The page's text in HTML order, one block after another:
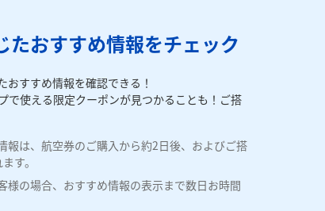
たおすすめ情報をチェック
おすすめ情報を確認できる！
で使える限定クーポンが見つかることも！ご搭
報は、航空券のご購入から約2日後、およびご搭
す。
様の場合、おすすめ情報の表示まで数日お時間